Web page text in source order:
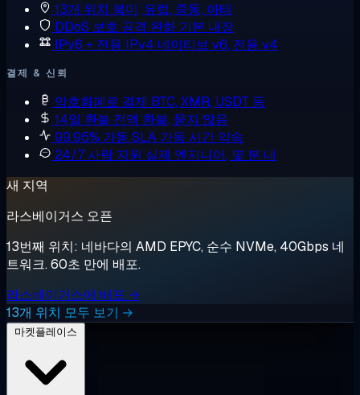
13개 위치 북미, 유럽, 중동, 아태
DDoS 보호 공격 완화 기본 내장
IPv6 + 전용 IPv4 네이티브 v6, 전용 v4
결제 & 신뢰
암호화폐로 결제 BTC, XMR, USDT 등
14일 환불 전액 환불, 묻지 않음
99.95% 가동 SLA 가동 시간 약속
24/7 사람 지원 실제 엔지니어, 몇 분 내
새 지역
라스베이거스 오픈
13번째 위치: 네바다의 AMD EPYC, 순수 NVMe, 40Gbps 네
트워크. 60초 만에 배포.
라스베이거스에 배포 →
13개 위치 모두 보기 →